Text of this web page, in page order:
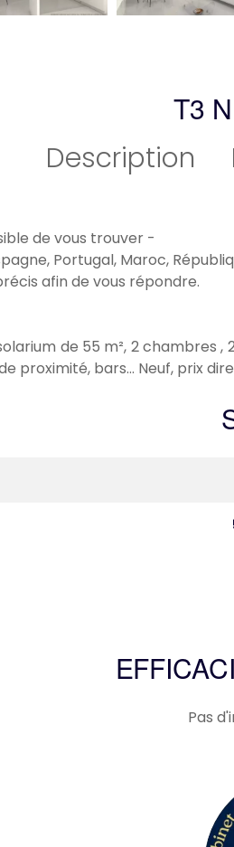
T3
Description
de vous trouver -
Portugal, Maroc,
afin de vous répondre.
de 55 m², 2 chambres
proximité, bars... Neuf, prix
Pas